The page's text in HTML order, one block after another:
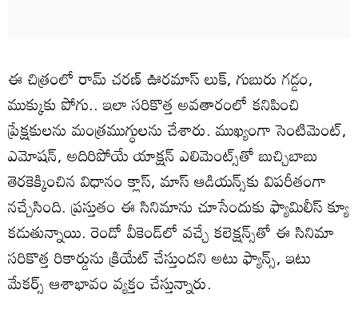
ఈ చిత్రంలో రామ్ చరణ్ ఊరమాస్ లుక్, గుబురు గడ్డం,
ముక్కుకు పోగు‌.. ఇలా సరికొత్త అవతారంలో కనిపించి
ప్రేక్షకులను మంత్రముగ్ధులను చేశారు. ముఖ్యంగా సెంటిమెంట్,
ఎమోషన్, అదిరిపోయే యాక్షన్ ఎలిమెంట్స్‌తో బుచ్చిబాబు
తెరకెక్కించిన విధానం క్లాస్, మాస్ ఆడియన్స్‌కు విపరీతంగా
నచ్చేసింది. ప్రస్తుతం ఈ సినిమాను చూసేందుకు ఫ్యామిలీస్ క్యూ
కడుతున్నాయి. రెండో వీకెండ్‌లో వచ్చే కలెక్షన్స్‌తో ఈ సినిమా
సరికొత్త రికార్డును క్రియేట్ చేస్తుందని అటు ఫ్యాన్స్, ఇటు
మేకర్స్ ఆశాభావం వ్యక్తం చేస్తున్నారు.